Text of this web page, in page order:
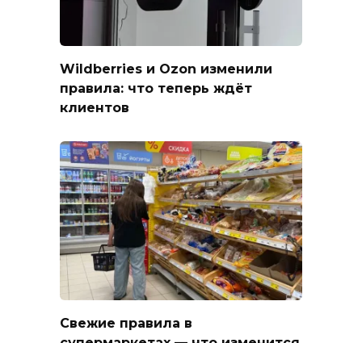
Wildberries и Ozon изменили
правила: что теперь ждёт
клиентов
Свежие правила в